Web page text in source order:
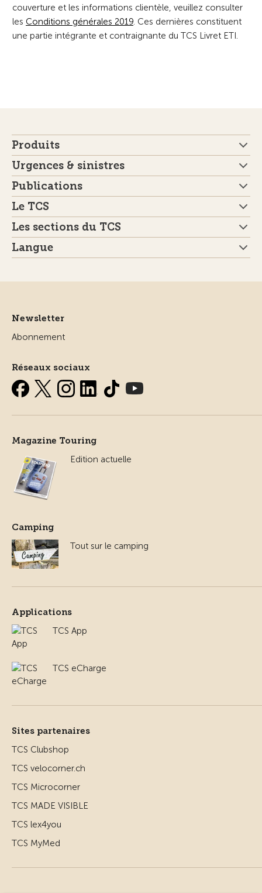
couverture et les informations clientèle, veuillez consulter
les Conditions générales 2019. Ces dernières constituent
une partie intégrante et contraignante du TCS Livret ETI.
Produits
Urgences & sinistres
Publications
Le TCS
Les sections du TCS
Langue
Newsletter
Abonnement
Réseaux sociaux
Magazine Touring
Edition actuelle
Camping
Tout sur le camping
Applications
TCS App
TCS eCharge
Sites partenaires
TCS Clubshop
TCS velocorner.ch
TCS Microcorner
TCS MADE VISIBLE
TCS lex4you
TCS MyMed